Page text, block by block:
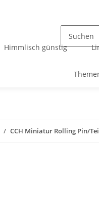
Himmlisch günstig
CCH Miniatur Rolling Pin/